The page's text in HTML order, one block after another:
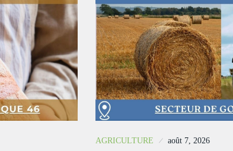
AGRICULTURE août 7, 2026